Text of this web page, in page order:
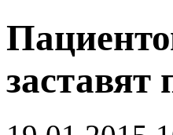
заставят